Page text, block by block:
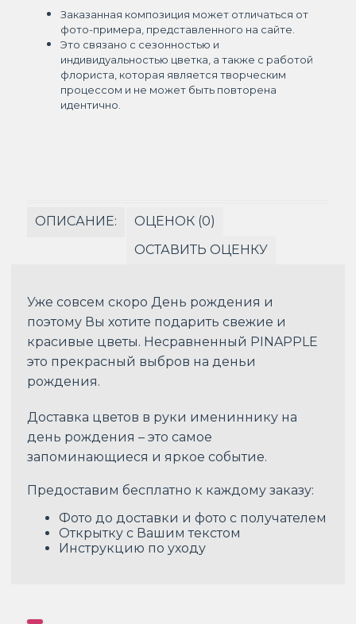
Заказанная композиция может отличаться от
фото-примера, представленного на сайте.
Это связано с сезонностью и
индивидуальностью цветка, а также с работой
флориста, которая является творческим
процессом и не может быть повторена
идентично.
ОПИСАНИЕ:
ОЦЕНОК (0)
ОСТАВИТЬ ОЦЕНКУ
Уже совсем скоро День рождения и
поэтому Вы хотите подарить свежие и
красивые цветы. Несравненный PINAPPLE
это прекрасный выбров на деньи
рождения.
Доставка цветов в руки имениннику на
день рождения – это самое
запоминающиеся и яркое событие.
Предоставим бесплатно к каждому заказу:
Фото до доставки и фото с получателем
Открытку с Вашим текстом
Инструкцию по уходу